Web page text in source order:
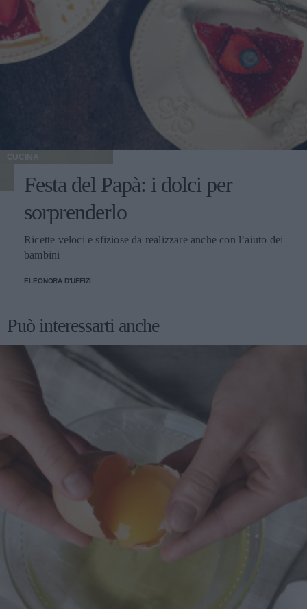
CUCINA
Festa del Papà: i dolci per
sorprenderlo
Ricette veloci e sfiziose da realizzare anche con l’aiuto dei
bambini
ELEONORA D'UFFIZI
Può interessarti anche